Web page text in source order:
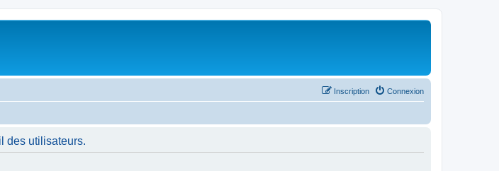
Connexion
Inscription
des utilisateurs.